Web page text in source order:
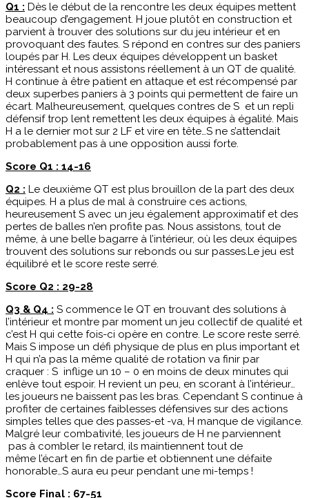
Q1 : Dès le début de la rencontre les deux équipes mettent
beaucoup d’engagement. H joue plutôt en construction et
parvient à trouver des solutions sur du jeu intérieur et en
provoquant des fautes. S répond en contres sur des paniers
loupés par H. Les deux équipes développent un basket
intéressant et nous assistons réellement à un QT de qualité.
H continue à être patient en attaque et est récompensé par
deux superbes paniers à 3 points qui permettent de faire un
écart. Malheureusement, quelques contres de S et un repli
défensif trop lent remettent les deux équipes à égalité. Mais
H a le dernier mot sur 2 LF et vire en tête…S ne s’attendait
probablement pas à une opposition aussi forte.
Score Q1 : 14-16
Q2 : Le deuxième QT est plus brouillon de la part des deux
équipes. H a plus de mal à construire ces actions,
heureusement S avec un jeu également approximatif et des
pertes de balles n’en profite pas. Nous assistons, tout de
même, à une belle bagarre à l’intérieur, où les deux équipes
trouvent des solutions sur rebonds ou sur passes.Le jeu est
équilibré et le score reste serré.
Score Q2 : 29-28
Q3 & Q4 : S commence le QT en trouvant des solutions à
l’intérieur et montre par moment un jeu collectif de qualité et
c’est H qui cette fois-ci opère en contre. Le score reste serré.
Mais S impose un défi physique de plus en plus important et
H qui n’a pas la même qualité de rotation va finir par
craquer : S inflige un 10 – 0 en moins de deux minutes qui
enlève tout espoir. H revient un peu, en scorant à l’intérieur…
les joueurs ne baissent pas les bras. Cependant S continue à
profiter de certaines faiblesses défensives sur des actions
simples telles que des passes-et -va, H manque de vigilance.
Malgré leur combativité, les joueurs de H ne parviennent
pas à combler le retard, ils maintiennent tout de
même l’écart en fin de partie et obtiennent une défaite
honorable…S aura eu peur pendant une mi-temps !
Score Final : 67-51